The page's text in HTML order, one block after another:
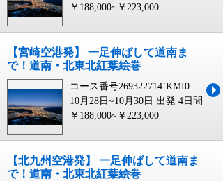
￥188,000~￥223,000
【宮崎空港発】 一足伸ばして道南ま
で！道南・北東北紅葉絵巻
コース番号269322714`KMI0
10月28日~10月30日 出発 4日間
￥188,000~￥223,000
【北九州空港発】 一足伸ばして道南ま
で！道南・北東北紅葉絵巻